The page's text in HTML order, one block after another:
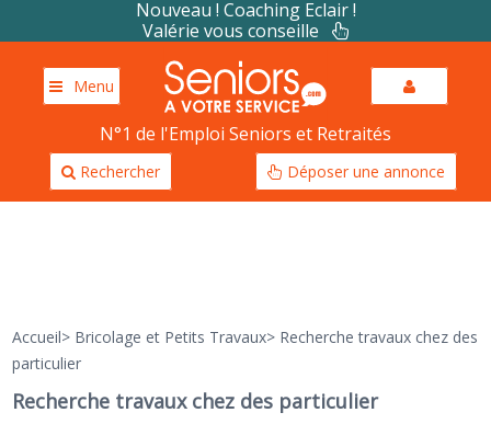
Nouveau ! Coaching Eclair !
Valérie vous conseille
Menu
N°1 de l'Emploi Seniors et Retraités
Rechercher Déposer une annonce
Accueil> Bricolage et Petits Travaux> Recherche travaux chez des
particulier
Recherche travaux chez des particulier